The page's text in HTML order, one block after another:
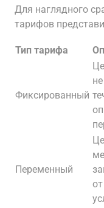
Для наглядного
тарифов
Тип тарифа
Фиксированный
Переменный